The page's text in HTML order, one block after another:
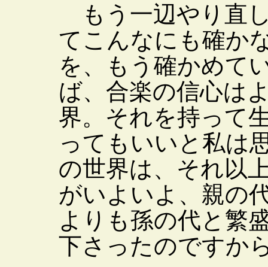
もう一辺やり直
てこんなにも確か
を、もう確かめて
ば、合楽の信心は
界。それを持って
ってもいいと私は
の世界は、それ以
がいよいよ、親の
よりも孫の代と繁
下さったのですか